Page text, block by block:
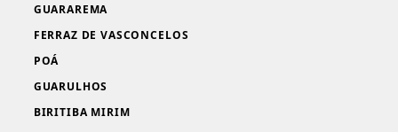
GUARAREMA
FERRAZ DE VASCONCELOS
POÁ
GUARULHOS
BIRITIBA MIRIM